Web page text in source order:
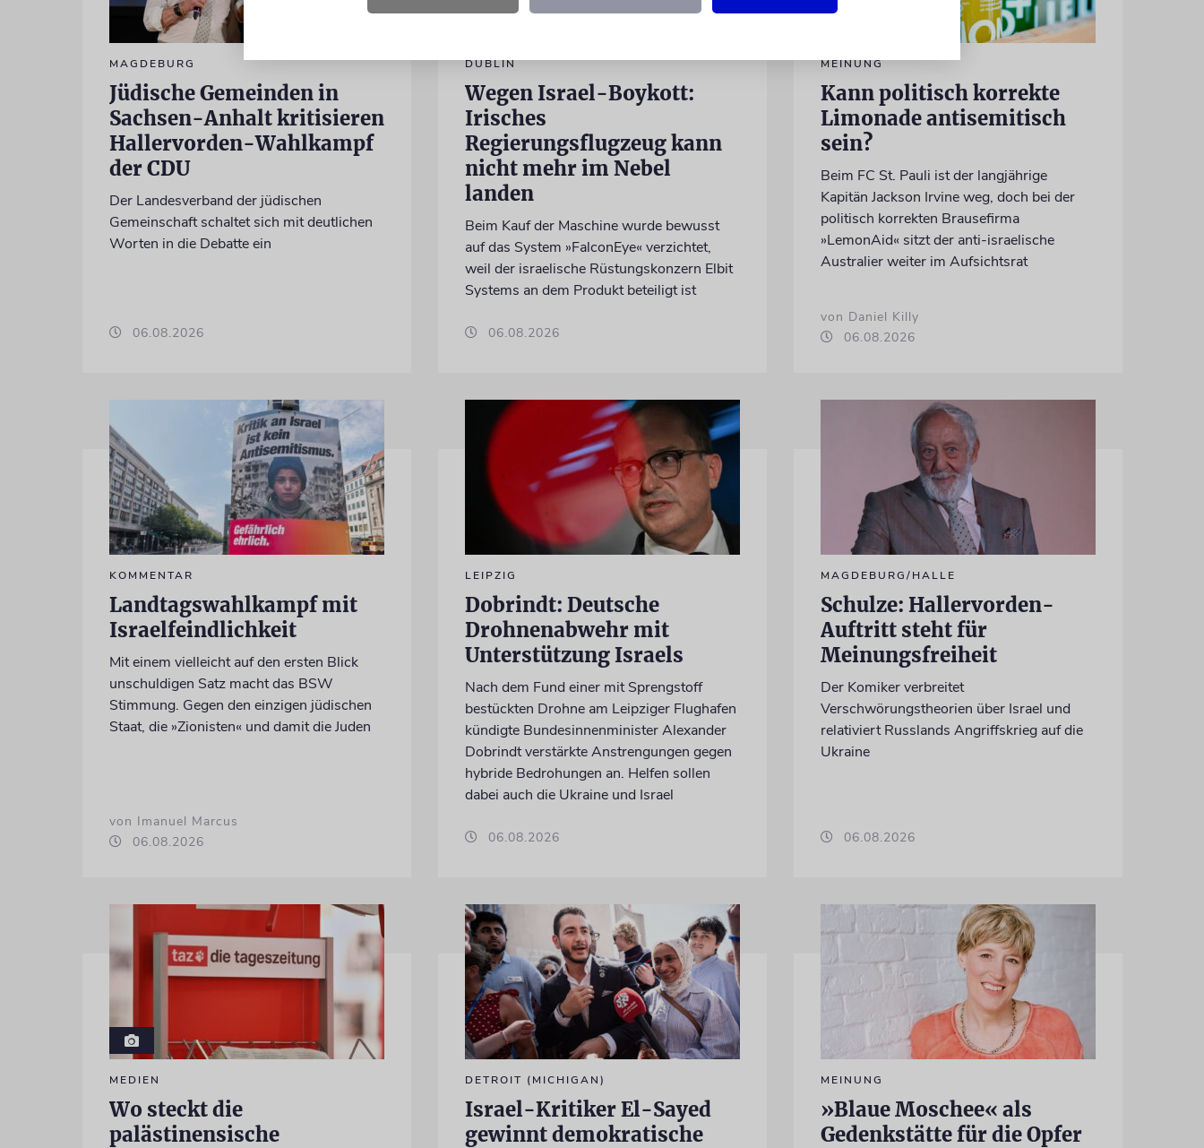
MAGDEBURG
Jüdische Gemeinden in
Sachsen-Anhalt kritisieren
Hallervorden-Wahlkampf
der CDU
Der Landesverband der jüdischen
Gemeinschaft schaltet sich mit deutlichen
Worten in die Debatte ein
06.08.2026
DUBLIN
Wegen Israel-Boykott:
Irisches
Regierungsflugzeug kann
nicht mehr im Nebel
landen
Beim Kauf der Maschine wurde bewusst
auf das System »FalconEye« verzichtet,
weil der israelische Rüstungskonzern Elbit
Systems an dem Produkt beteiligt ist
06.08.2026
MEINUNG
Kann politisch korrekte
Limonade antisemitisch
sein?
Beim FC St. Pauli ist der langjährige
Kapitän Jackson Irvine weg, doch bei der
politisch korrekten Brausefirma
»LemonAid« sitzt der anti-israelische
Australier weiter im Aufsichtsrat
von Daniel Killy
06.08.2026
KOMMENTAR
Landtagswahlkampf mit
Israelfeindlichkeit
Mit einem vielleicht auf den ersten Blick
unschuldigen Satz macht das BSW
Stimmung. Gegen den einzigen jüdischen
Staat, die »Zionisten« und damit die Juden
von Imanuel Marcus
06.08.2026
LEIPZIG
Dobrindt: Deutsche
Drohnenabwehr mit
Unterstützung Israels
Nach dem Fund einer mit Sprengstoff
bestückten Drohne am Leipziger Flughafen
kündigte Bundesinnenminister Alexander
Dobrindt verstärkte Anstrengungen gegen
hybride Bedrohungen an. Helfen sollen
dabei auch die Ukraine und Israel
06.08.2026
MAGDEBURG/HALLE
Schulze: Hallervorden-
Auftritt steht für
Meinungsfreiheit
Der Komiker verbreitet
Verschwörungstheorien über Israel und
relativiert Russlands Angriffskrieg auf die
Ukraine
06.08.2026
MEDIEN
Wo steckt die
palästinensische
DETROIT (MICHIGAN)
Israel-Kritiker El-Sayed
gewinnt demokratische
MEINUNG
»Blaue Moschee« als
Gedenkstätte für die Opfer